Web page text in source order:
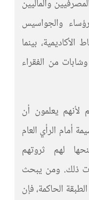
والماليين
والجواسيس
بينما
من الفقراء
يعلمون أن
أمام الرأي العام
لهم ثروتهم
ذلك. ومن يبحث
الحاكمة، فإن